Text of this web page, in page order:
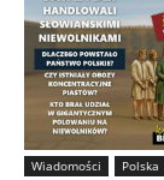
Wiadomości Polska